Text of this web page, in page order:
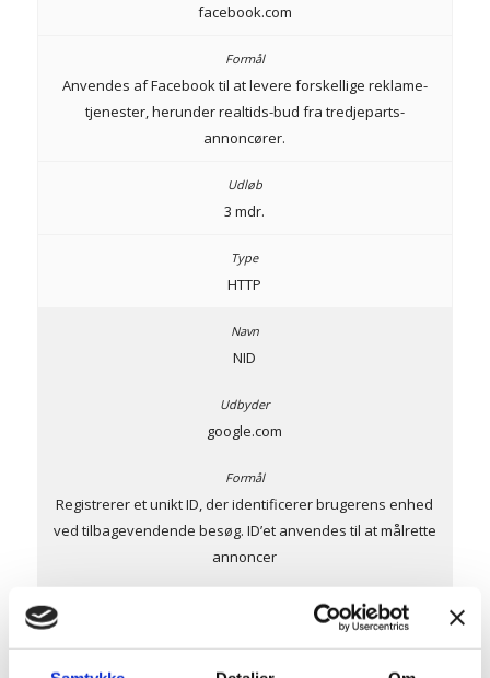
facebook.com
Anvendes af Facebook til at levere forskellige reklame-
tjenester, herunder realtids-bud fra tredjeparts-
annoncører.
3 mdr.
HTTP
NID
google.com
Registrerer et unikt ID, der identificerer brugerens enhed
ved tilbagevendende besøg. ID’et anvendes til at målrette
annoncer